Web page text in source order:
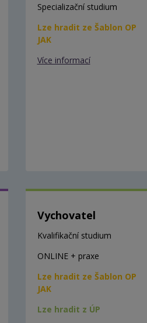
Specializační studium
Lze hradit ze Šablon OP
JAK
Více informací
Vychovatel
Kvalifikační studium
ONLINE + praxe
Lze hradit ze Šablon OP
JAK
Lze hradit z ÚP